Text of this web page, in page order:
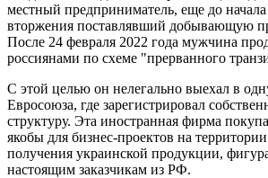
местный предприниматель, еще до
вторжения поставлявший добывающую
После 24 февраля 2022 года мужчина
россиянами по схеме "прерванного
С этой целью он нелегально выехал в
Евросоюза, где зарегистрировал
структуру. Эта иностранная фирма
якобы для бизнес-проектов на
получения украинской продукции,
настоящим заказчикам из РФ.